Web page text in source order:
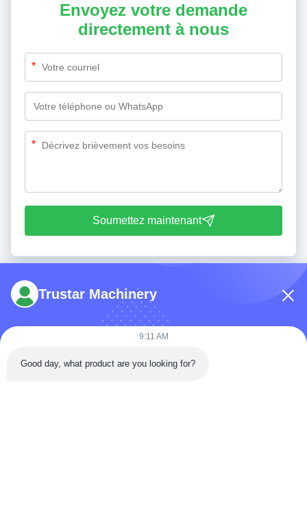
Envoyez votre demande
directement à nous
*
*
Soumettez maintenant
Tél: 86-180-5882-0351
Trustar Machinery
9:11 AM
Good day, what product are you looking for?